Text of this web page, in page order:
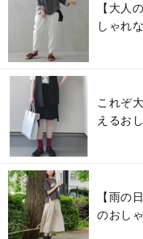
【大人
しゃれ
これぞ
えるお
【雨の
のおし